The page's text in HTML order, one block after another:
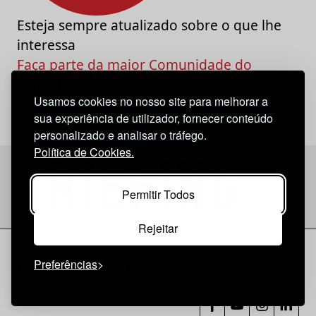
Usamos cookies no nosso site para melhorar a
sua experiência de utilizador, fornecer conteúdo
personalizado e analisar o tráfego.
Política de Cookies.
Permitir Todos
Rejeitar
Preferências
Esteja sempre atualizado sobre o que lhe
interessa
Faça parte da maior Comunidade do
Política de Cookies